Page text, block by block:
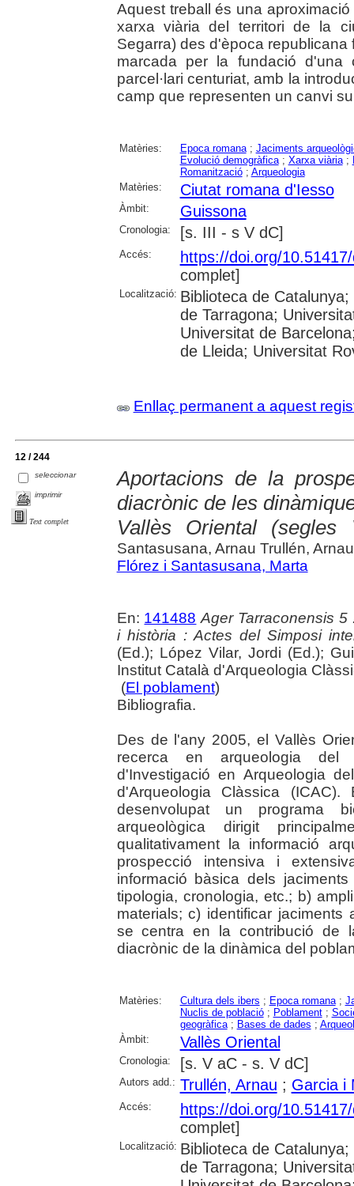
Aquest treball és una
xarxa viària del territori de la
Segarra) des d'època
marcada per la fundació
parcel·lari centuriat, amb la
camp que representen un canvi
Matèries: Epoca romana; Jaciments
Evolució demogràfica; Xarxa viària;
Romanització; Arqueologia
Matèries:
Ciutat romana d'Iesso
Àmbit: Guissona
Cronologia: [s. III - s V dC]
Accés:
https://doi.org/
complet]
Localització: Biblioteca de
de Tarragona;
Universitat de
de Lleida; Universitat
Enllaç permanent a aquest
12 / 244
seleccionar
imprimir
Text complet
Aportacions de la
diacrònic de les
Vallès Oriental
Santasusana, Arnau Trullén,
Flórez i Santasusana, Marta
En: 141488 Ager Tarraconensis
i història : Actes del Simposi
(Ed.); López Vilar, Jordi (Ed.);
Institut Català d'Arqueologia
(El poblament)
Bibliografia.
Des de l'any 2005, el Vallès
recerca en arqueologia del
d'Investigació en Arqueologia
d'Arqueologia Clàssica
desenvolupat un programa
arqueològica dirigit
qualitativament la informació
prospecció intensiva i
informació bàsica dels
tipologia, cronologia, etc.; b)
materials; c) identificar jaciments
se centra en la contribució de
diacrònic de la dinàmica del
Matèries: Cultura dels ibers ; Epoca romana;
Nuclis de població; Poblament;
geogràfica; Bases de dades ;
Àmbit:
Vallès Oriental
Cronologia: [s. V aC - s. V dC]
Autors add.: Trullén, Arnau ; Garcia i
Accés:
https://doi.org/
complet]
Localització: Biblioteca de
de Tarragona;